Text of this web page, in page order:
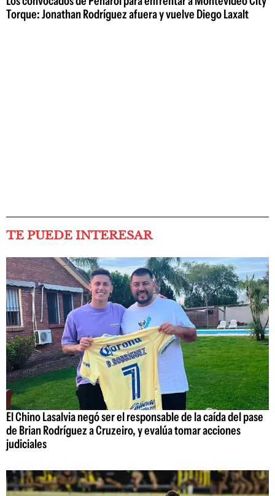
Torque: Jonathan Rodríguez afuera y vuelve Diego Laxalt
TE PUEDE INTERESAR
El Chino Lasalvia negó ser el responsable de la caída del pase
de Brian Rodríguez a Cruzeiro, y evalúa tomar acciones
judiciales